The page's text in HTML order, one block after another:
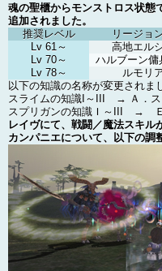
魂の聖櫃からモンストロス状態
追加されました。
推奨レベル
リージョ
Lv 61～
高地エル
Lv 70～
ハルブーン傭
Lv 78～
ルモリ
以下の知識の名称が変更されま
スライムの知識I～III → Ａ．ス
スプリガンの知識Ｉ～III → Ｅ
レイヴにて、戦闘／魔法スキル
カンパニエについて、以下の調